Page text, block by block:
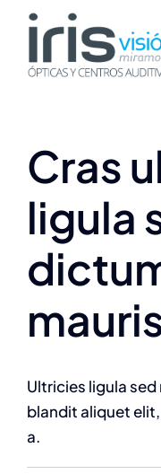
Saltar
contenido
Nosotros
Productos
Servicios
Contacto
Nosotros
Productos
Servicios
Contacto
cras ultricies
ligula
Ultricies ligula
blandit aliquet
a.